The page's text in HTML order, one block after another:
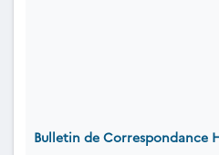
Bulletin de Correspondance